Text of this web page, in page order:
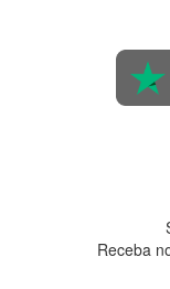
Receba